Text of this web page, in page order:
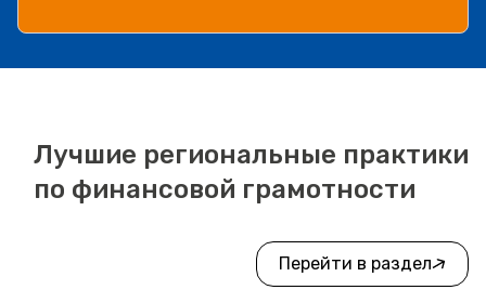
Лучшие региональные практики
по финансовой грамотности
Перейти в раздел